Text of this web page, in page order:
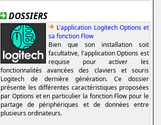
DOSSIERS
L'application Logitech Options et
sa fonction Flow
Bien que son installation soit
facultative, l'application Options est
requise pour activer les
fonctionnalités avancées des claviers et souris
Logitech de dernière génération. Ce dossier
présente les différentes caractéristiques proposées
par Options et en particulier la fonction Flow pour le
partage de périphériques et de données entre
plusieurs ordinateurs.